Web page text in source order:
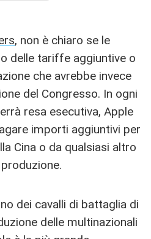
, non è chiaro se le
delle tariffe aggiuntive o
che avrebbe invece
del Congresso. In ogni
resa esecutiva, Apple
importi aggiuntivi per
Cina o da qualsiasi altro
dei cavalli di battaglia di
delle multinazionali